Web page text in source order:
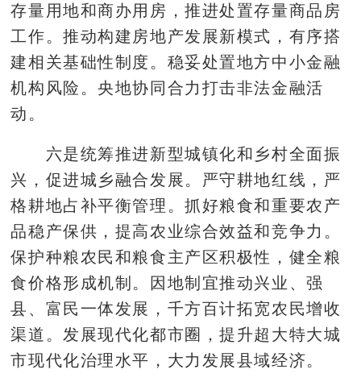
存量用地和商办用房，推进处置存量商品房
工作。推动构建房地产发展新模式，有序搭
建相关基础性制度。稳妥处置地方中小金融
机构风险。央地协同合力打击非法金融活
动。
六是统筹推进新型城镇化和乡村全面振
兴，促进城乡融合发展。严守耕地红线，严
格耕地占补平衡管理。抓好粮食和重要农产
品稳产保供，提高农业综合效益和竞争力。
保护种粮农民和粮食主产区积极性，健全粮
食价格形成机制。因地制宜推动兴业、强
县、富民一体发展，千方百计拓宽农民增收
渠道。发展现代化都市圈，提升超大特大城
市现代化治理水平，大力发展县域经济。